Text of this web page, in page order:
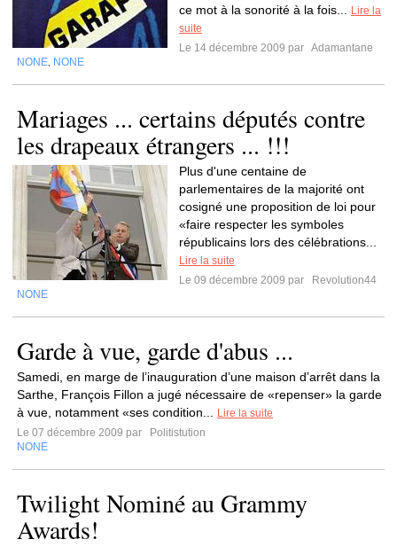
ce mot à la sonorité à la fois...
Lire la
suite
Le 14 décembre 2009 par Adamantane
NONE NONE
Mariages ... certains députés contre
les drapeaux étrangers ... !!!
Plus d'une centaine de
parlementaires de la majorité ont
cosigné une proposition de loi pour
«faire respecter les symboles
républicains lors des célébrations...
Lire la suite
Le 09 décembre 2009 par
Revolution44
NONE
Garde à vue, garde d'abus ...
Samedi, en marge de l’inauguration d’une maison d’arrêt dans la
Sarthe, François Fillon a jugé nécessaire de «repenser» la garde
à vue, notamment «ses condition...
Lire la suite
Le 07 décembre 2009 par
Politistution
NONE
Twilight Nominé au Grammy
Awards!